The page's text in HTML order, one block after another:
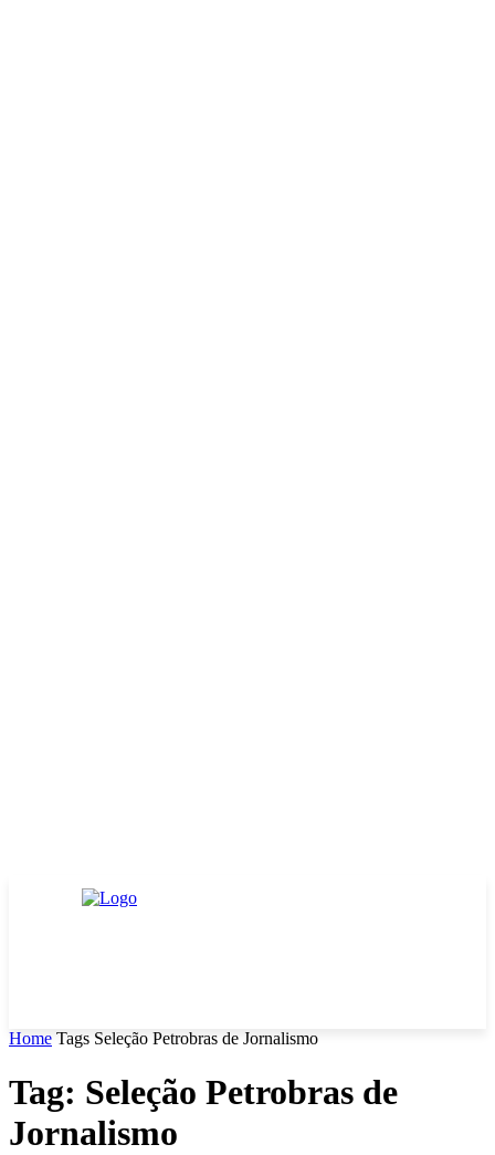
Home Tags Seleção Petrobras de Jornalismo
Tag: Seleção Petrobras de
Jornalismo